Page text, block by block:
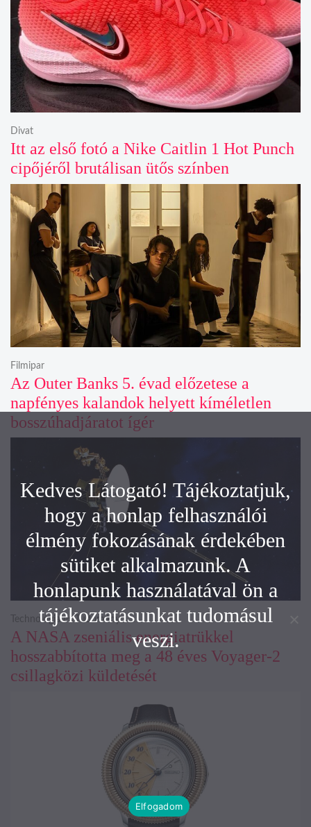
Itt az első fotó a Nike Caitlin 1 Hot Punch
cipőjéről brutálisan ütős színben
Divat
Az Outer Banks 5. évad előzetese a
napfényes kalandok helyett kíméletlen
bosszúhadjáratot ígér
Filmipar
A NASA zseniális energiatrükkel
hosszabbította meg a 48 éves Voyager-2
csillagközi küldetését
Technológia és Tudomány
Kedves Látogató! Tájékoztatjuk,
hogy a honlap felhasználói
élmény fokozásának érdekében
sütiket alkalmazunk. A
honlapunk használatával ön a
tájékoztatásunkat tudomásul
veszi.
Elfogadom